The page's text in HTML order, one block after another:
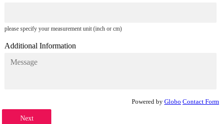
please specify your measurement unit (inch or cm)
Additional Information
Powered by Globo Contact Form
Next